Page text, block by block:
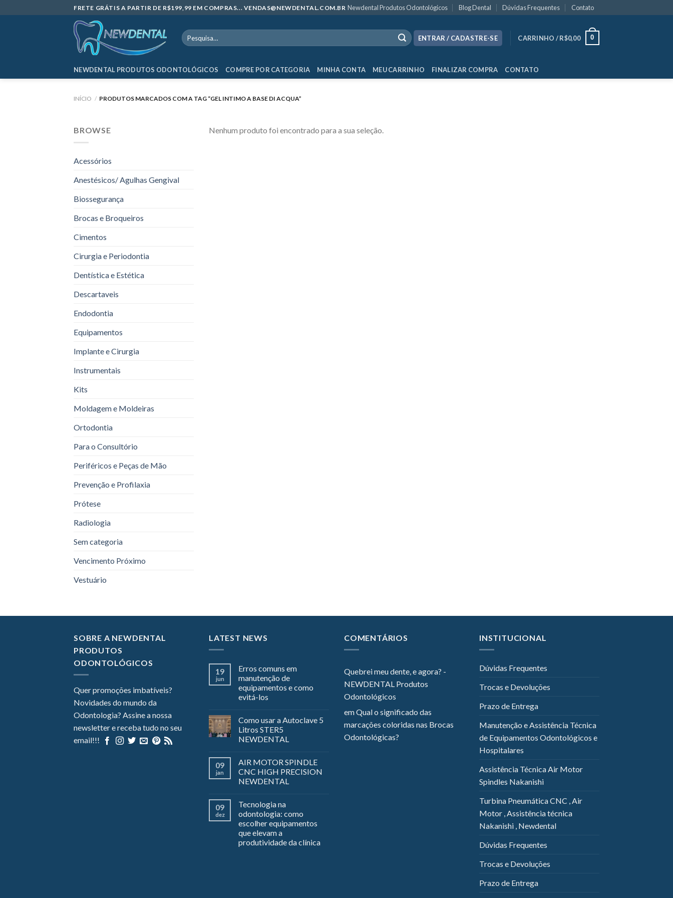
to
FRETE GRÁTIS A PARTIR DE R$199,99 EM COMPRAS... VENDAS@NEWDENTAL.COM.BR Newdental Produtos Odontológicos Blog Dental Dúvidas Frequentes Contato
Pesquisar
por:
ENTRAR / CADASTRE-SE CARRINHO /R$0,00 0
NEWDENTAL PRODUTOS ODONTOLÓGICOS COMPRE POR CATEGORIA MINHA CONTA MEU CARRINHO FINALIZAR COMPRA CONTATO
INÍCIO / PRODUTOS MARCADOS COM A TAG “GEL INTIMO A BASE DI ACQUA”
BROWSE
Acessórios
Anestésicos/ Agulhas Gengival
Biossegurança
Brocas e Broqueiros
Cimentos
Cirurgia e Periodontia
Dentística e Estética
Descartaveis
Endodontia
Equipamentos
Implante e Cirurgia
Instrumentais
Kits
Moldagem e Moldeiras
Ortodontia
Para o Consultório
Periféricos e Peças de Mão
Prevenção e Profilaxia
Prótese
Radiologia
Sem categoria
Vencimento Próximo
Vestuário
Nenhum produto foi encontrado para a sua seleção.
SOBRE A NEWDENTAL
PRODUTOS
ODONTOLÓGICOS
Quer promoções imbatíveis?
Novidades do mundo da
Odontologia? Assine a nossa
newsletter e receba tudo no seu
email!!!
LATEST NEWS
19
jun
Erros comuns em
manutenção de
equipamentos e como
evitá-los
Como usar a Autoclave 5
Litros STER5
NEWDENTAL
09
jan
AIR MOTOR SPINDLE
CNC HIGH PRECISION
NEWDENTAL
09
dez
Tecnologia na
odontologia: como
escolher equipamentos
que elevam a
produtividade da clínica
COMENTÁRIOS
Quebrei meu dente, e agora? -
NEWDENTAL Produtos
Odontológicos
emQual o significado das
marcações coloridas nas Brocas
Odontológicas?
INSTITUCIONAL
Dúvidas Frequentes
Trocas e Devoluções
Prazo de Entrega
Manutenção e Assistência Técnica
de Equipamentos Odontológicos e
Hospitalares
Assistência Técnica Air Motor
Spindles Nakanishi
Turbina Pneumática CNC , Air
Motor , Assistência técnica
Nakanishi , Newdental
Dúvidas Frequentes
Trocas e Devoluções
Prazo de Entrega